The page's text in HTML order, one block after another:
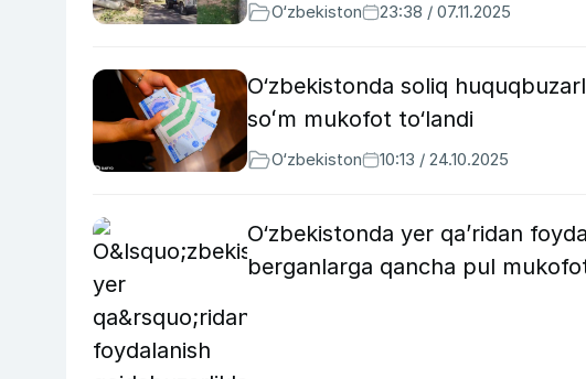
O‘zbekiston 23:38 / 07.11.2025
O‘zbekistonda soliq
soʻm mukofot to‘landi
O‘zbekiston 10:13 / 24.10.2025
O‘zbekistonda yer qa’ridan
berganlarga qancha pul